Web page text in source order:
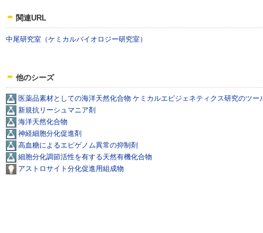
関連URL
中尾研究室（ケミカルバイオロジー研究室）
他のシーズ
医薬品素材としての海洋天然化合物 ケミカルエピジェネティクス研究のツー
新規抗リーシュマニア剤
海洋天然化合物
神経細胞分化促進剤
高血糖によるエピゲノム異常の抑制剤
細胞分化調節活性を有する天然有機化合物
アストロサイト分化促進用組成物